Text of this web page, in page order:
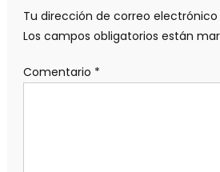
Tu dirección de correo
Los campos obligatorios están
Comentario *